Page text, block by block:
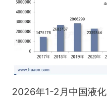
2026年1-2月中国液